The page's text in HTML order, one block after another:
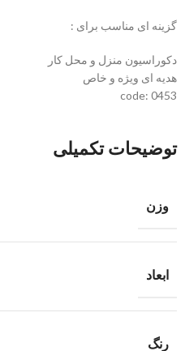
گزینه ای مناسب برای :
دکوراسیون منزل و محل کار
هدیه ای ویژه و خاص
code: 0453
توضیحات تکمیلی
وزن
ابعاد
رنگ